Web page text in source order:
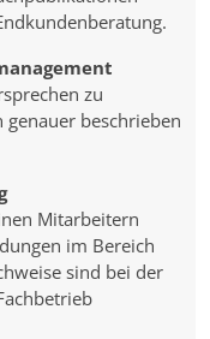
zu
beschrieben
Mitarbeitern
im Bereich
sind bei der